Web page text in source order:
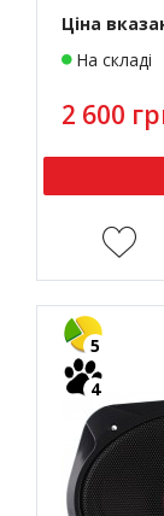
Ціна
На складі
2 600
5
4